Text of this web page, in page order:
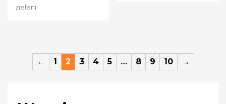
zieleni
← 1 2 3 4 5 … 8 9 10 →